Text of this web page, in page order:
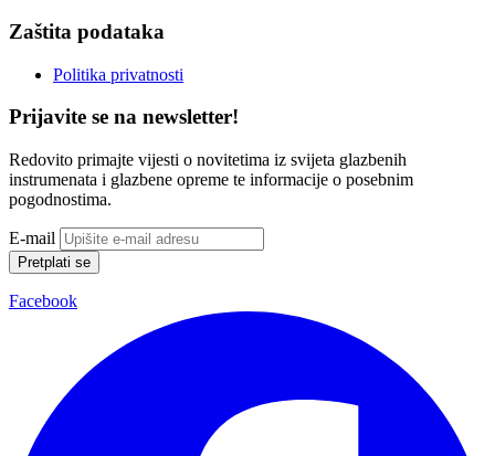
Zaštita podataka
Politika privatnosti
Prijavite se na newsletter!
Redovito primajte vijesti o novitetima iz svijeta glazbenih
instrumenata i glazbene opreme te informacije o posebnim
pogodnostima.
E-mail
Pretplati se
Facebook